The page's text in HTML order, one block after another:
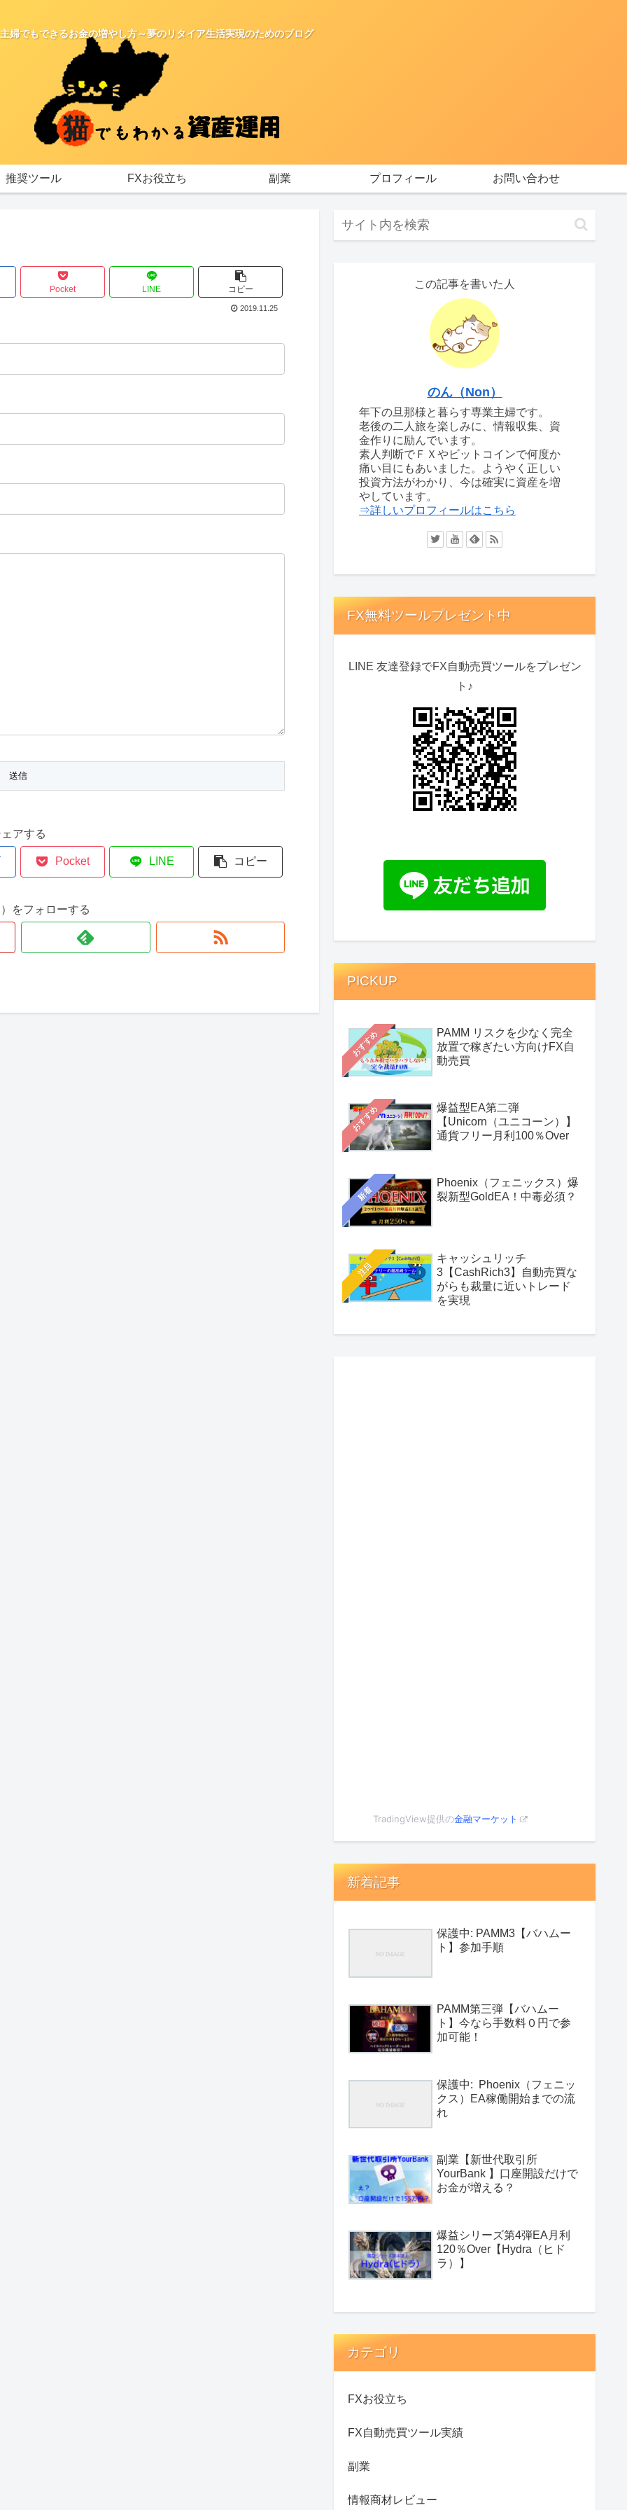
主婦でもできるお金の増やし方～夢のリタイア生活実現のためのブログ
推奨ツール FXお役立ち 副業 プロフィール お問い合わせ
Pocket LINE コピー
2019.11.25
アする
Pocket LINE コピー
をフォローする
この記事を書いた人
のん（Non）
年下の旦那様と暮らす専業主婦です。
老後の二人旅を楽しみに、情報収集、資
金作りに励んでいます。
素人判断でＦＸやビットコインで何度か
痛い目にもあいました。ようやく正しい
投資方法がわかり、今は確実に資産を増
やしています。
⇒詳しいプロフィールはこちら
FX無料ツールプレゼント中
LINE 友達登録でFX自動売買ツールをプレゼン
ト♪
PICKUP
おすすめ
PAMM リスクを少なく完全
放置で稼ぎたい方向けFX自
動売買
おすすめ
爆益型EA第二弾
【Unicorn（ユニコーン）】
通貨フリー月利100％Over
新着
Phoenix（フェニックス）爆
裂新型GoldEA！中毒必須？
注目
キャッシュリッチ
3【CashRich3】自動売買な
がらも裁量に近いトレード
を実現
TradingView提供の金融マーケット
新着記事
保護中: PAMM3【バハムー
ト】参加手順
PAMM第三弾【バハムー
ト】今なら手数料０円で参
加可能！
保護中: Phoenix（フェニッ
クス）EA稼働開始までの流
れ
副業【新世代取引所
YourBank 】口座開設だけで
お金が増える？
爆益シリーズ第4弾EA月利
120％Over【Hydra（ヒド
ラ）】
カテゴリ
FXお役立ち
FX自動売買ツール実績
副業
情報商材レビュー